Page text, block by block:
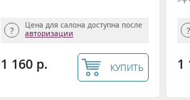
Цена для салона доступна после
авторизации
1 160 р. КУПИТЬ 1